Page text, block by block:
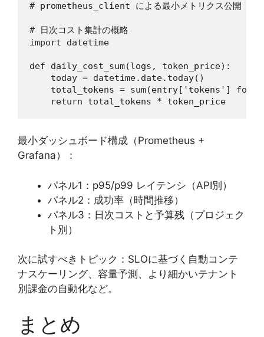
# prometheus_client による最小メトリクス公開 (前
# 日次コスト集計の概略
import datetime
def daily_cost_sum(logs, token_price):
    today = datetime.date.today()
total_tokens = sum(entry['tokens'] for
最小ダッシュボード構成（Prometheus +
Grafana）：
パネル1：p95/p99 レイテンシ（API別）
パネル2：成功率（時間推移）
パネル3：日次コストと予算残（プロジェク
ト別）
次に試すべきトピック：SLOに基づく自動コンテ
ナスケーリング、容量予測、より細かいテナント
別課金の自動化など。
まとめ